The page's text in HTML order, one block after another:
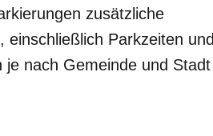
zusätzliche
Parkzeiten und
nach Gemeinde und Stadt